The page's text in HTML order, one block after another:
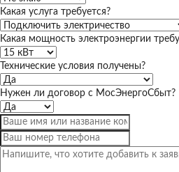
Какая услуга требуется?
Какая мощность электроэнергии
Технические условия получены?
Нужен ли договор с МосЭнергоСбыт?